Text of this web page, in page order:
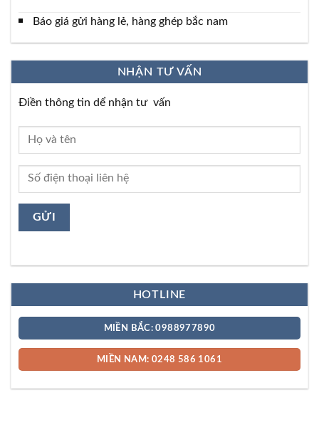
Báo giá gửi hàng lẻ, hàng ghép bắc nam
NHẬN TƯ VẤN
Điền thông tin dể nhận tư vấn
HOTLINE
MIỀN BẮC: 0988977890
MIỀN NAM: 0248 586 1061